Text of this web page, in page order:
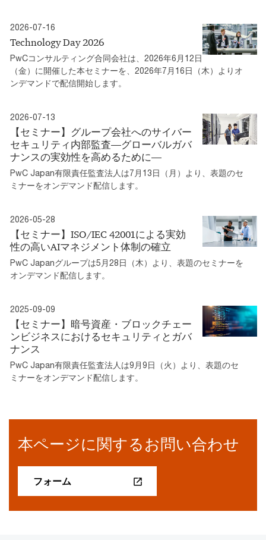
2026-07-16
Technology Day 2026
PwCコンサルティング合同会社は、2026年6月12日
（金）に開催した本セミナーを、2026年7月16日（木）よりオ
ンデマンドで配信開始します。
2026-07-13
【セミナー】グループ会社へのサイバー
セキュリティ内部監査―グローバルガバ
ナンスの実効性を高めるために―
PwC Japan有限責任監査法人は7月13日（月）より、表題のセ
ミナーをオンデマンド配信します。
2026-05-28
【セミナー】ISO/IEC 42001による実効
性の高いAIマネジメント体制の確立
PwC Japanグループは5月28日（木）より、表題のセミナーを
オンデマンド配信します。
2025-09-09
【セミナー】暗号資産・ブロックチェー
ンビジネスにおけるセキュリティとガバ
ナンス
PwC Japan有限責任監査法人は9月9日（火）より、表題のセ
ミナーをオンデマンド配信します。
本ページに関するお問い合わせ
フォーム